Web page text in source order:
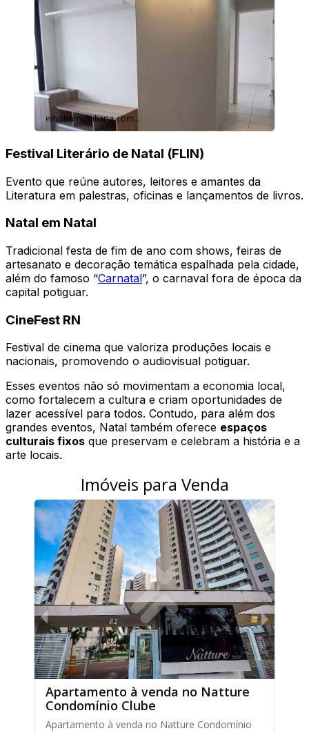
Festival Literário de Natal (FLIN)
Evento que reúne autores, leitores e amantes da
Literatura em palestras, oficinas e lançamentos de livros.
Natal em Natal
Tradicional festa de fim de ano com shows, feiras de
artesanato e decoração temática espalhada pela cidade,
além do famoso “Carnatal”, o carnaval fora de época da
capital potiguar.
CineFest RN
Festival de cinema que valoriza produções locais e
nacionais, promovendo o audiovisual potiguar.
Esses eventos não só movimentam a economia local,
como fortalecem a cultura e criam oportunidades de
lazer acessível para todos. Contudo, para além dos
grandes eventos, Natal também oferece espaços
culturais fixos que preservam e celebram a história e a
arte locais.